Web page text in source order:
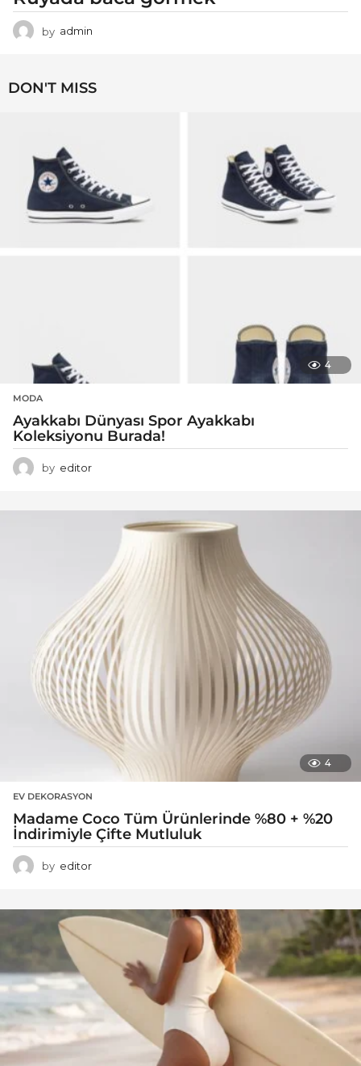
by admin
DON'T MISS
4
MODA
Ayakkabı Dünyası Spor Ayakkabı
Koleksiyonu Burada!
by editor
4
EV DEKORASYON
Madame Coco Tüm Ürünlerinde %80 + %20
İndirimiyle Çifte Mutluluk
by editor